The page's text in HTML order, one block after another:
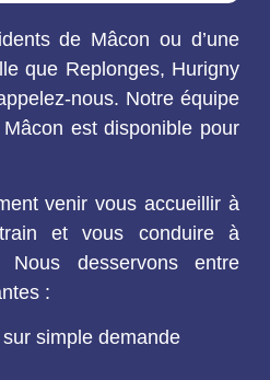
de Mâcon ou d’une
que Replonges, Hurigny
nous. Notre équipe
est disponible pour
venir vous accueillir à
et vous conduire à
Nous desservons entre
:
simple demande